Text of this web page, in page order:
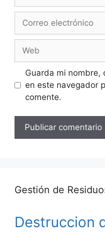
Correo
Web
Guarda mi nombre,
en este navegador
comente.
Gestión de
Destruccion